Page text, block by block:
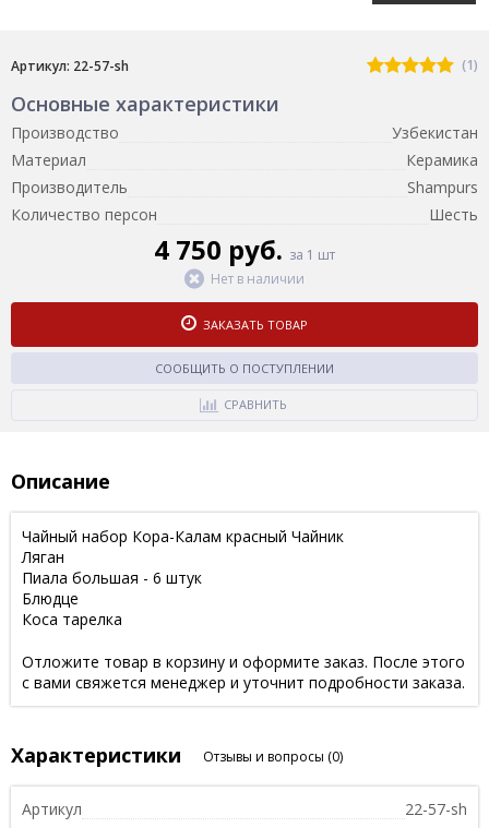
Артикул: 22-57-sh (1)
Основные характеристики
Производство
Узбекистан
Материал
Керамика
Производитель
Shampurs
Количество персон
Шесть
4 750 руб. за 1 шт
Нет в наличии
ЗАКАЗАТЬ ТОВАР
СООБЩИТЬ О ПОСТУПЛЕНИИ
СРАВНИТЬ
Описание
Чайный набор Кора-Калам красный Чайник
Ляган
Пиала большая - 6 штук
Блюдце
Коса тарелка
Отложите товар в корзину и оформите заказ. После этого
с вами свяжется менеджер и уточнит подробности заказа.
Характеристики Отзывы и вопросы (0)
Артикул
22-57-sh